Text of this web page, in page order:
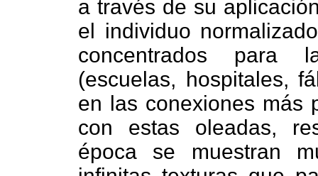
a través de su
el individuo
concentrados para
(escuelas, hospitales,
en las conexiones más
con estas oleadas,
época se muestran